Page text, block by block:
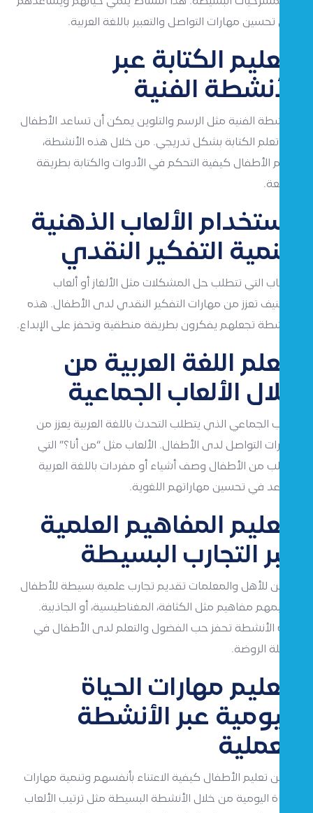
على تحسين مهارات التواصل والتعبير باللغة العربية.
تعليم الكتابة عبر
الأنشطة الفنية
الأنشطة الفنية مثل الرسم والتلوين يمكن أن تساعد الأطفال
في تعلم الكتابة بشكل تدريجي. من خلال هذه الأنشطة،
يتعلم الأطفال كيفية التحكم في الأدوات والكتابة بطريقة
ممتعة.
استخدام الألعاب الذهنية
لتنمية التفكير النقدي
الألعاب التي تتطلب حل المشكلات مثل الألغاز أو ألعاب
التصنيف تعزز من مهارات التفكير النقدي لدى الأطفال. هذه
الأنشطة تجعلهم يفكرون بطريقة منطقية وتحفز على الإبداع.
تعلم اللغة العربية من
خلال الألعاب الجماعية
اللعب الجماعي الذي يتطلب التحدث باللغة العربية يعزز من
مهارات التواصل لدى الأطفال. الألعاب مثل “من أنا؟” التي
تتطلب من الأطفال وصف أشياء أو مفردات باللغة العربية
تساعد في تحسين مهاراتهم اللغوية.
تعليم المفاهيم العلمية
عبر التجارب البسيطة
يمكن للأهل والمعلمات تقديم تجارب علمية بسيطة للأطفال
لتعليمهم مفاهيم مثل الكثافة، المغناطيسية، أو الجاذبية.
هذه الأنشطة تحفز حب الفضول والتعلم لدى الأطفال في
مرحلة الروضة.
تعليم مهارات الحياة
اليومية عبر الأنشطة
العملية
يمكن تعليم الأطفال كيفية الاعتناء بأنفسهم وتنمية مهارات
الحياة اليومية من خلال الأنشطة البسيطة مثل ترتيب الألعاب